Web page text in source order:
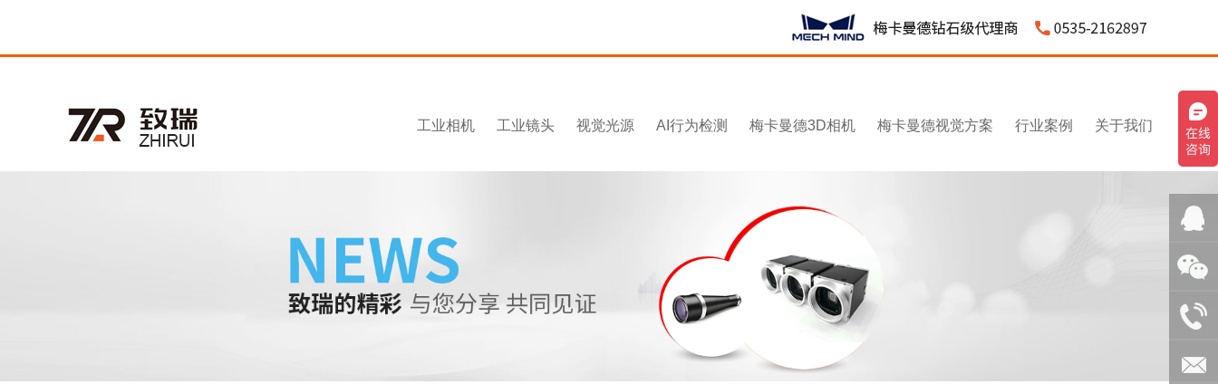
工业相机 工业镜头 视觉光源 AI行为检测 梅卡曼德3D相机 梅卡曼德视觉方案 行业案例 关于我们
QQ客
服：
微信：
电话：